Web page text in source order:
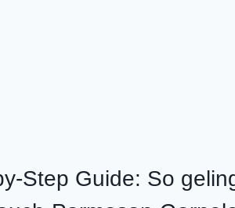
Step Guide: So